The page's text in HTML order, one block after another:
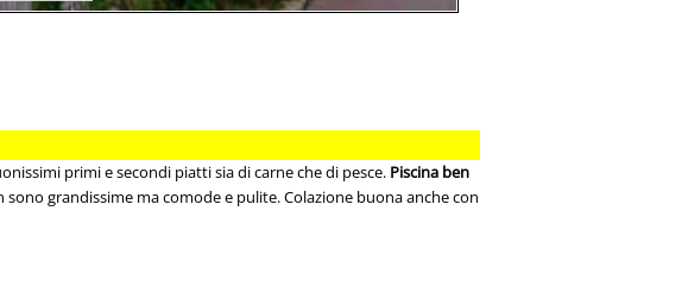
primi e secondi piatti sia di carne che di pesce. Piscina ben
grandissime ma comode e pulite. Colazione buona anche con